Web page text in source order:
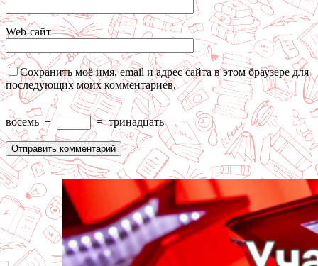
Web-сайт
Сохранить моё имя, email и адрес сайта в этом браузере для
последующих моих комментариев.
восемь + = тринадцать